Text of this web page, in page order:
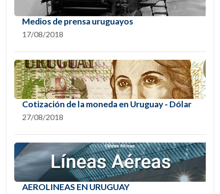
Medios de prensa uruguayos
17/08/2018
Cotización de la moneda en Uruguay - Dólar
27/08/2018
AEROLINEAS EN URUGUAY